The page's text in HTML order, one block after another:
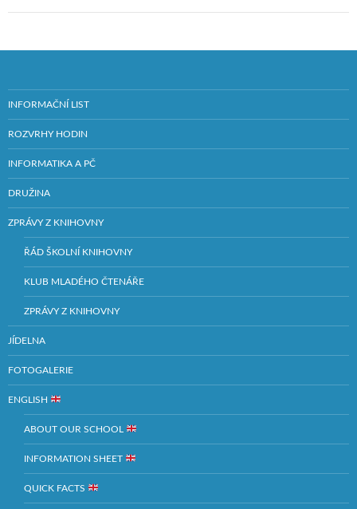
INFORMAČNÍ LIST
ROZVRHY HODIN
INFORMATIKA A PČ
DRUŽINA
ZPRÁVY Z KNIHOVNY
ŘÁD ŠKOLNÍ KNIHOVNY
KLUB MLADÉHO ČTENÁŘE
ZPRÁVY Z KNIHOVNY
JÍDELNA
FOTOGALERIE
ENGLISH
ABOUT OUR SCHOOL
INFORMATION SHEET
QUICK FACTS